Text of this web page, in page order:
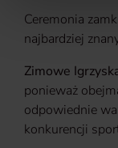
pewnych
być również
znajdziesz w
Ceremonia
najbardziej
Zimowe
ponieważ
odpowiednie
konkurencji